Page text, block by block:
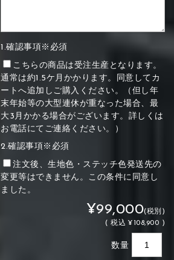
1.確認事項※必須
こちらの商品は受注生産となります。
通常は約1.5ケ月かかります。同意してカ
ートへ追加しご購入ください。（但し年
末年始等の大型連休が重なった場合、最
大3月かかる場合がございます。詳しくは
お電話にてご連絡ください。）
2.確認事項※必須
注文後、生地色・ステッチ色発送先の
変更等はできません。この条件に同意し
ました。
¥99,000(税別)
(税込 ¥108,900 )
数量